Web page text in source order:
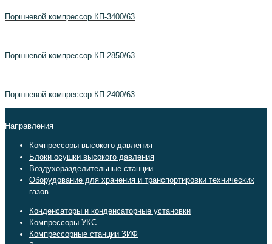
Поршневой компрессор КП-3400/63
Поршневой компрессор КП-2850/63
Поршневой компрессор КП-2400/63
Направления
Компрессоры высокого давления
Блоки осушки высокого давления
Воздухоразделительные станции
Оборудование для хранения и транспортировки технических
газов
Конденсаторы и конденсаторные установки
Компрессоры УКС
Компрессорные станции ЗИФ